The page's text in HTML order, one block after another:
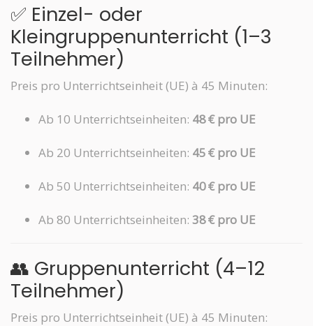
✅ Einzel- oder
Kleingruppenunterricht (1–3
Teilnehmer)
Preis pro Unterrichtseinheit (UE) à 45 Minuten:
Ab 10 Unterrichtseinheiten: 48 € pro UE
Ab 20 Unterrichtseinheiten: 45 € pro UE
Ab 50 Unterrichtseinheiten: 40 € pro UE
Ab 80 Unterrichtseinheiten: 38 € pro UE
👥 Gruppenunterricht (4–12
Teilnehmer)
Preis pro Unterrichtseinheit (UE) à 45 Minuten: